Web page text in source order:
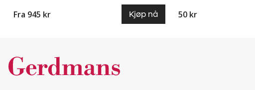
Fra 945 kr Kjøp nå 50 kr